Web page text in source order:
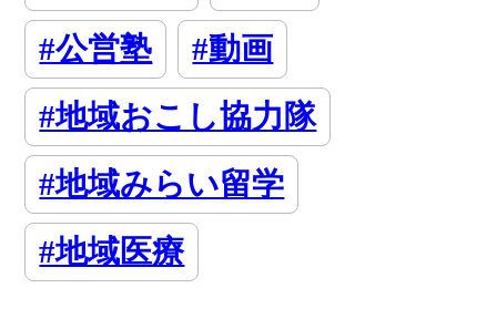
#公営塾
#動画
#地域おこし協力隊
#地域みらい留学
#地域医療